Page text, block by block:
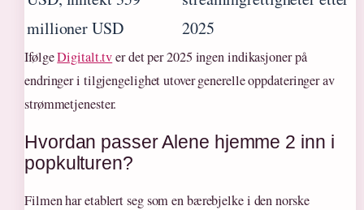
millioner USD
2025
IfølgeDigitalt.tver det per 2025 ingen indikasjoner på
endringer i tilgjengelighet utover generelle oppdateringer av
strømmetjenester.
Hvordan passer Alene hjemme 2 inn i
popkulturen?
Filmen har etablert seg som en bærebjelke i den norske